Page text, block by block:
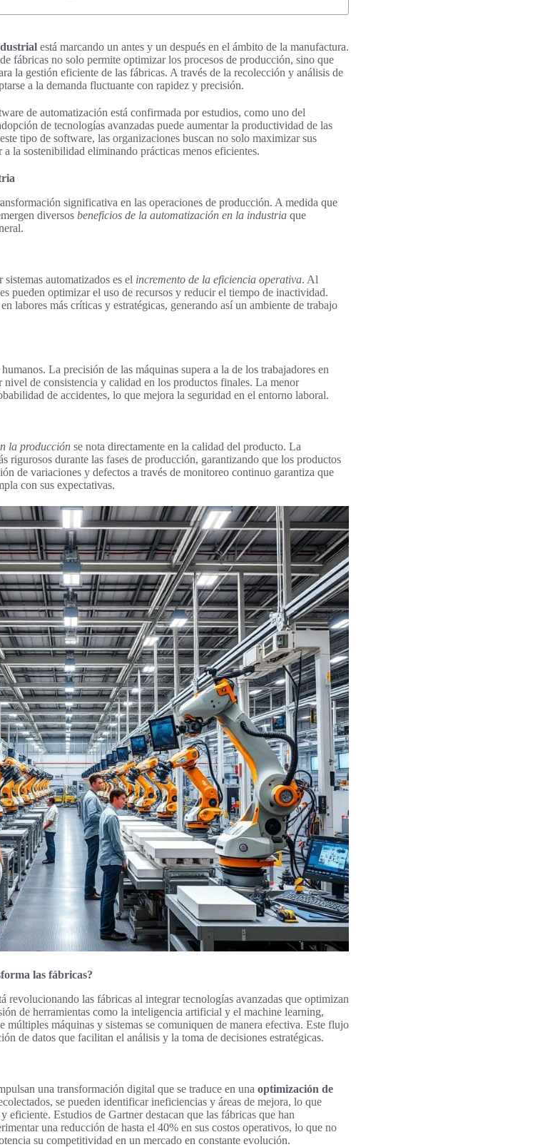
está marcando un antes y un después en el ámbito de la manufactura.
fábricas no solo permite optimizar los procesos de producción, sino que
la gestión eficiente de las fábricas. A través de la recolección y análisis de
a la demanda fluctuante con rapidez y precisión.
de automatización está confirmada por estudios, como uno del
de tecnologías avanzadas puede aumentar la productividad de las
tipo de software, las organizaciones buscan no solo maximizar sus
la sostenibilidad eliminando prácticas menos eficientes.
significativa en las operaciones de producción. A medida que
diversos beneficios de la automatización en la industria que
automatizados es el incremento de la eficiencia operativa. Al
pueden optimizar el uso de recursos y reducir el tiempo de inactividad.
labores más críticas y estratégicas, generando así un ambiente de trabajo
La precisión de las máquinas supera a la de los trabajadores en
nivel de consistencia y calidad en los productos finales. La menor
de accidentes, lo que mejora la seguridad en el entorno laboral.
la producción se nota directamente en la calidad del producto. La
rigurosos durante las fases de producción, garantizando que los productos
de variaciones y defectos a través de monitoreo continuo garantiza que
con sus expectativas.
las fábricas?
revolucionando las fábricas al integrar tecnologías avanzadas que optimizan
de herramientas como la inteligencia artificial y el machine learning,
máquinas y sistemas se comuniquen de manera efectiva. Este flujo
de datos que facilitan el análisis y la toma de decisiones estratégicas.
una transformación digital que se traduce en una optimización de
se pueden identificar ineficiencias y áreas de mejora, lo que
eficiente. Estudios de Gartner destacan que las fábricas que han
una reducción de hasta el 40% en sus costos operativos, lo que no
su competitividad en un mercado en constante evolución.